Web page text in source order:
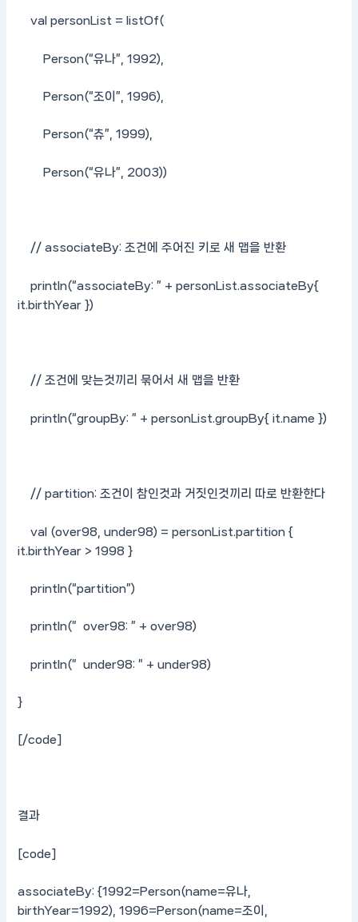
val personList = listOf(
Person(“유나”, 1992),
Person(“조이”, 1996),
Person(“츄”, 1999),
Person(“유나”, 2003))
// associateBy: 조건에 주어진 키로 새 맵을 반환
println(“associateBy: ” + personList.associateBy{
it.birthYear })
// 조건에 맞는것끼리 묶어서 새 맵을 반환
println(“groupBy: ” + personList.groupBy{ it.name })
// partition: 조건이 참인것과 거짓인것끼리 따로 반환한다
val (over98, under98) = personList.partition {
it.birthYear > 1998 }
println(“partition”)
println(” over98: ” + over98)
println(” under98: ” + under98)
}
[/code]
결과
[code]
associateBy: {1992=Person(name=유나,
birthYear=1992), 1996=Person(name=조이,